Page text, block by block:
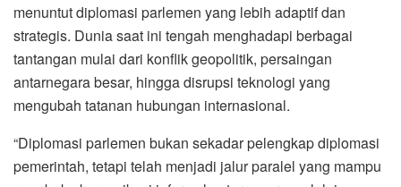
menuntut diplomasi parlemen yang lebih adaptif dan
strategis. Dunia saat ini tengah menghadapi berbagai
tantangan mulai dari konflik geopolitik, persaingan
antarnegara besar, hingga disrupsi teknologi yang
mengubah tatanan hubungan internasional.
“Diplomasi parlemen bukan sekadar pelengkap diplomasi
pemerintah, tetapi telah menjadi jalur paralel yang mampu